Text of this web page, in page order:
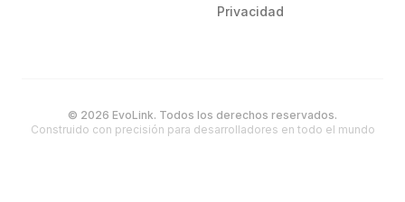
Privacidad
© 2026 EvoLink. Todos los derechos reservados.
Construido con precisión para desarrolladores en todo el mundo